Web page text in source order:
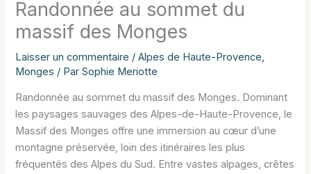
Randonnée au sommet du
massif des Monges
Laisser un commentaire /Alpes de Haute-Provence,
Monges / ParSophie Meriotte
Randonnée au sommet du massif des Monges. Dominant
les paysages sauvages des Alpes-de-Haute-Provence, le
Massif des Monges offre une immersion au cœur d’une
montagne préservée, loin des itinéraires les plus
fréquentés des Alpes du Sud. Entre vastes alpages, crêtes